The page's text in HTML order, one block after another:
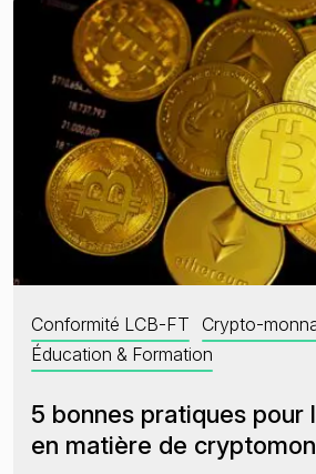
Conformité LCB-FT
Crypto-
Éducation & Formation
5 bonnes pratiques pour
en matière de